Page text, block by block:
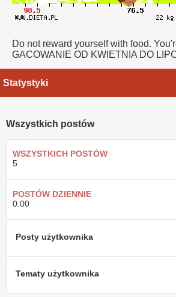
Do not reward yourself with food.
GACOWANIE OD KWIETNIA DO
Statystyki
Wszystkich postów
WSZYSTKICH POSTÓW
5
POSTÓW DZIENNIE
0.00
Posty użytkownika
Tematy użytkownika